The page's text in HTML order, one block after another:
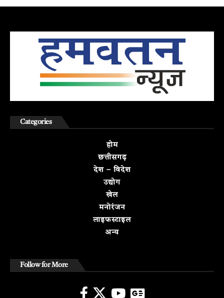
Categories
होम
छत्तीसगढ़
देश – विदेश
उद्योग
खेल
मनोरंजन
लाइफस्टाइल
अन्य
Follow for More